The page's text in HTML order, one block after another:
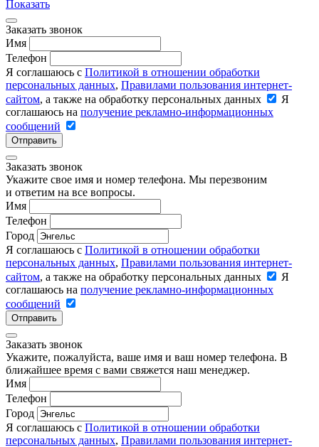
Показать
Заказать звонок
Имя
Телефон
Я соглашаюсь с Политикой в отношении обработки
персональных данных, Правилами пользования интернет-
сайтом, а также на обработку персональных данных
Я
соглашаюсь на получение рекламно-информационных
сообщений
Отправить
Заказать звонок
Укажите свое имя и номер телефона. Мы перезвоним
и ответим на все вопросы.
Имя
Телефон
Город
Я соглашаюсь с Политикой в отношении обработки
персональных данных, Правилами пользования интернет-
сайтом, а также на обработку персональных данных
Я
соглашаюсь на получение рекламно-информационных
сообщений
Отправить
Заказать звонок
Укажите, пожалуйста, ваше имя и ваш номер телефона. В
ближайшее время с вами свяжется наш менеджер.
Имя
Телефон
Город
Я соглашаюсь с Политикой в отношении обработки
персональных данных, Правилами пользования интернет-